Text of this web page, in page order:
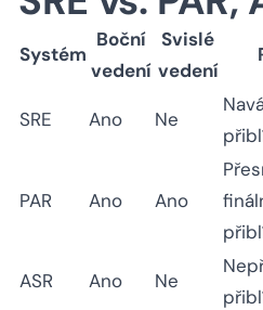
Systém
Boční
vedení
Svislé
vedení
SRE Ano Ne
PAR Ano Ano
ASR Ano Ne